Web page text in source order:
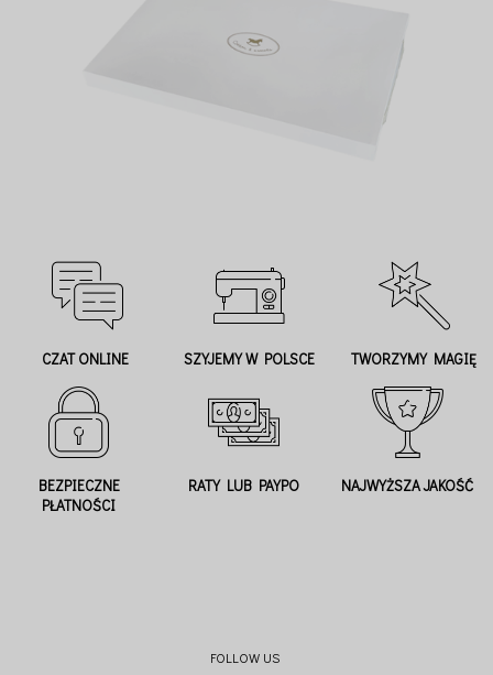
CZAT ONLINE SZYJEMY W POLSCE TWORZYMY MAGIĘ
BEZPIECZNE
PŁATNOŚCI
RATY LUB PAYPO NAJWYŻSZA JAKOŚĆ
FOLLOW US